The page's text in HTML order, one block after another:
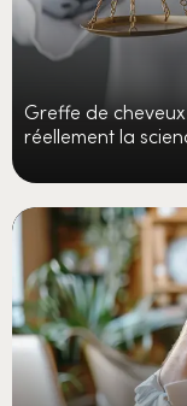
Greffe de
réellement la